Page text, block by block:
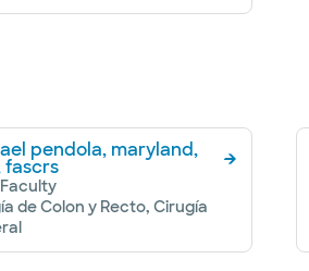
pendola, maryland,
fascrs
de Colon y Recto, Cirugía